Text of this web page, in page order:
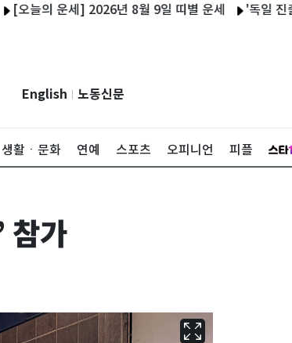
의 운세] 2026년 8월 9일 띠별 운세 '독일 진출' 다
English 노동신문
생활ㆍ문화 연예 스포츠 오피니언 피플
참가